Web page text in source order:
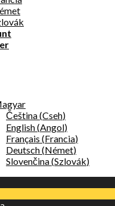
Čeština(Cseh)
English(Angol)
Français (Francia)
Deutsch(Német)
Slovenčina(Szlovák)